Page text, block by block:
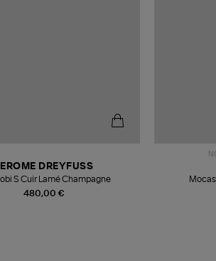
480,00 €
DREYFUSS
S Cuir Lamé Champagne